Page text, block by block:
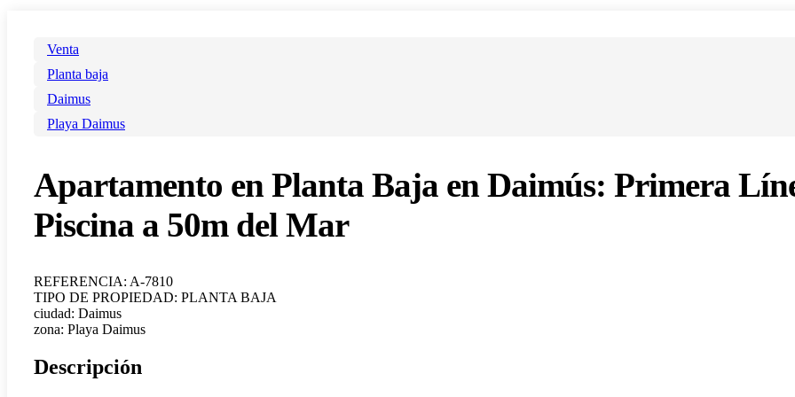
Venta
Planta baja
Daimus
Playa Daimus
Apartamento en Planta Baja en Daimús: Primera
Piscina a 50m del Mar
REFERENCIA: A-7810
TIPO DE PROPIEDAD: PLANTA BAJA
ciudad: Daimus
zona: Playa Daimus
Descripción